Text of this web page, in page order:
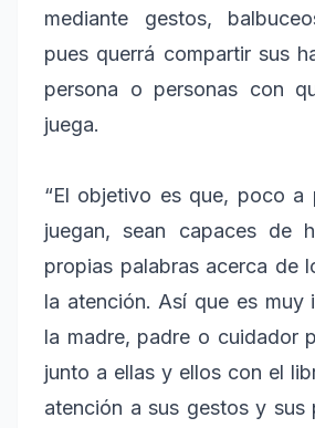
mediante gestos,
pues querrá compartir sus
persona o personas con
juega.
“El objetivo es que, poco a
juegan, sean capaces de
propias palabras acerca de
la atención. Así que es muy
la madre, padre o cuidador
junto a ellas y ellos con el
atención a sus gestos y sus